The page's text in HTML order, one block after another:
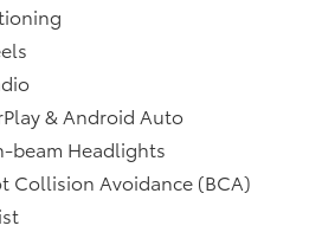
& Android Auto
beam Headlights
Collision Avoidance (BCA)